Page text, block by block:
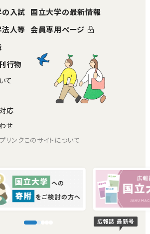
広報誌 最新号
入試
人等
行物
国立大学の最新情報
会員専用ページ
て
応
せ
リンクこのサイトについて